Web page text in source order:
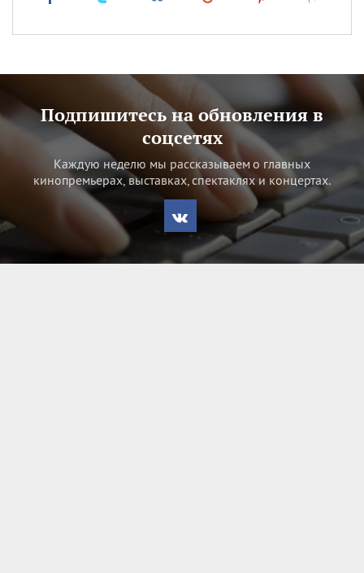
Подпишитесь на обновления в
соцсетях
Каждую неделю мы рассказываем о главных
кинопремьерах, выставках, спектаклях и концертах.